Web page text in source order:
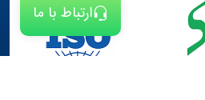
ارتباط با ما